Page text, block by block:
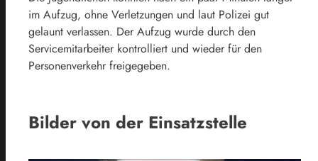
im Aufzug, ohne Verletzungen und laut Polizei gut
gelaunt verlassen. Der Aufzug wurde durch den
Servicemitarbeiter kontrolliert und wieder für den
Personenverkehr freigegeben.
Bilder von der Einsatzstelle